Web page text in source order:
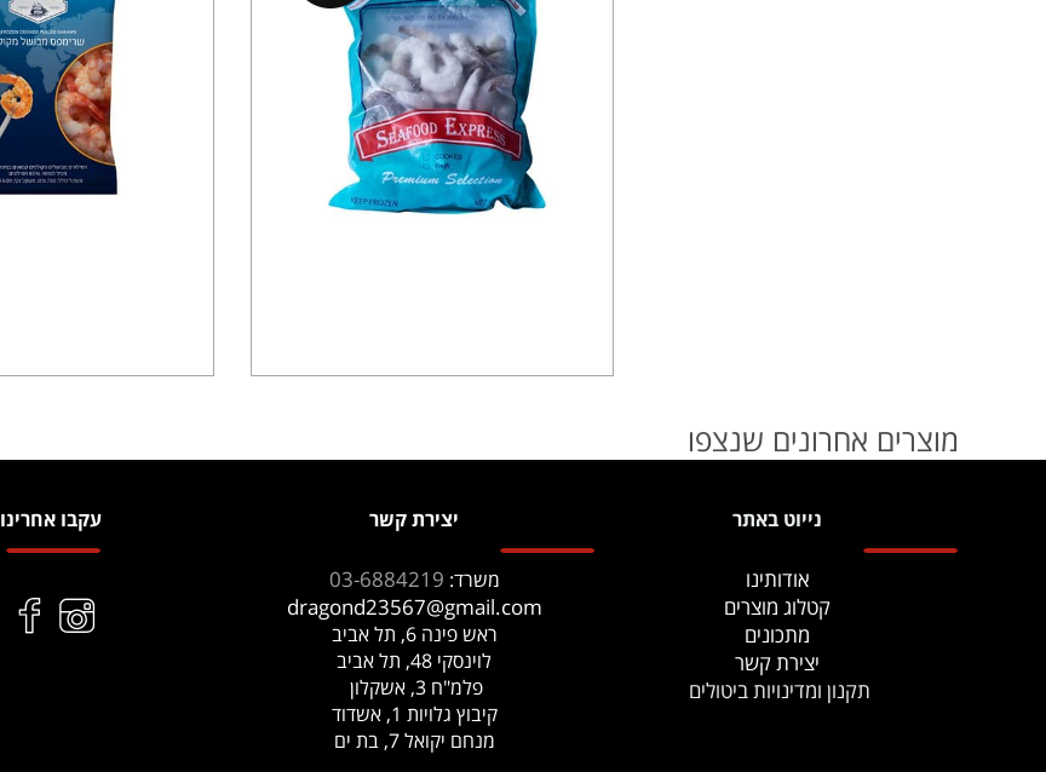
מוצרים אחרונים שנצפו
נייוט באתר
אודותינו
קטלוג מוצרים
מתכונים
יצירת קשר
תקנון ומדינויות ביטולים
יצירת קשר
משרד: 03-6884219
dragond23567@gmail.com
ראש פינה 6, תל אביב
לוינסקי 48, תל אביב
פלמ"ח 3, אשקלון
קיבוץ גלויות 1, אשדוד
מנחם יקואל 7, בת ים
עקבו אחרינו